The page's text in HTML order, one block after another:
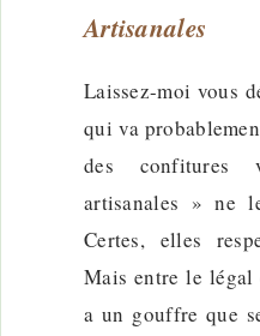
Artisanales
Laissez-moi vous
qui va
des confitures
artisanales » ne
Certes, elles
Mais entre le
a un gouffre que